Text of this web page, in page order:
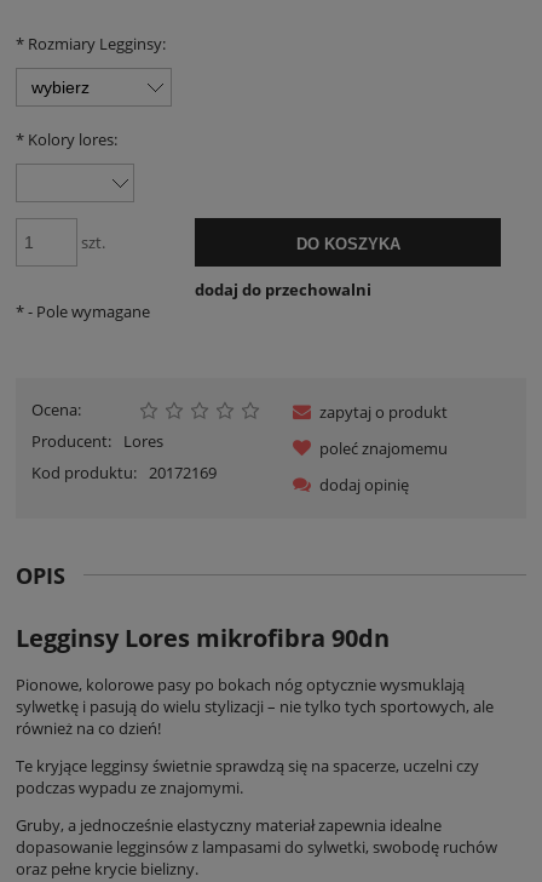
* Rozmiary Legginsy:
* Kolory lores:
szt. DO KOSZYKA
dodaj do przechowalni
*- Pole wymagane
Ocena:
Producent:
Lores
Kod produktu: 20172169
zapytaj o produkt
poleć znajomemu
dodaj opinię
OPIS
Legginsy Lores mikrofibra 90dn
Pionowe, kolorowe pasy po bokach nóg optycznie wysmuklają
sylwetkę i pasują do wielu stylizacji – nie tylko tych sportowych, ale
również na co dzień!
Te kryjące legginsy świetnie sprawdzą się na spacerze, uczelni czy
podczas wypadu ze znajomymi.
Gruby, a jednocześnie elastyczny materiał zapewnia idealne
dopasowanie legginsów z lampasami do sylwetki, swobodę ruchów
oraz pełne krycie bielizny.